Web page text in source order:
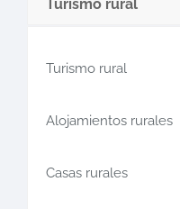
Turismo rural
Turismo rural
Alojamientos rurales
Casas rurales